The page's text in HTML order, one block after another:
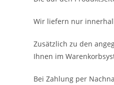
Wir liefern nur
Zusätzlich zu den
Ihnen im
Bei Zahlung per